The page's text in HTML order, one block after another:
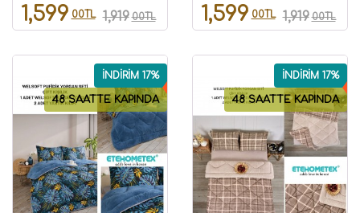
1,599 00TL 1,919 00TL 1,599 00TL 1,919 00TL
48 SAATTE KAPINDA
İNDİRİM 17%
48 SAATTE KAPINDA
İNDİRİM 17%